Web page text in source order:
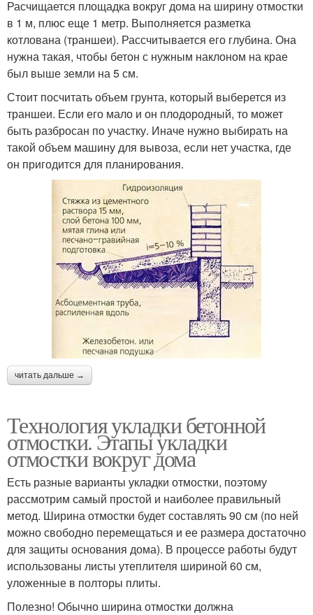
Расчищается площадка вокруг дома на ширину отмостки
в 1 м, плюс еще 1 метр. Выполняется разметка
котлована (траншеи). Рассчитывается его глубина. Она
нужна такая, чтобы бетон с нужным наклоном на крае
был выше земли на 5 см.
Стоит посчитать объем грунта, который выберется из
траншеи. Если его мало и он плодородный, то может
быть разбросан по участку. Иначе нужно выбирать на
такой объем машину для вывоза, если нет участка, где
он пригодится для планирования.
читать дальше →
Технология укладки бетонной
отмостки. Этапы укладки
отмостки вокруг дома
Есть разные варианты укладки отмостки, поэтому
рассмотрим самый простой и наиболее правильный
метод. Ширина отмостки будет составлять 90 см (по ней
можно свободно перемещаться и ее размера достаточно
для защиты основания дома). В процессе работы будут
использованы листы утеплителя шириной 60 см,
уложенные в полторы плиты.
Полезно! Обычно ширина отмостки должна